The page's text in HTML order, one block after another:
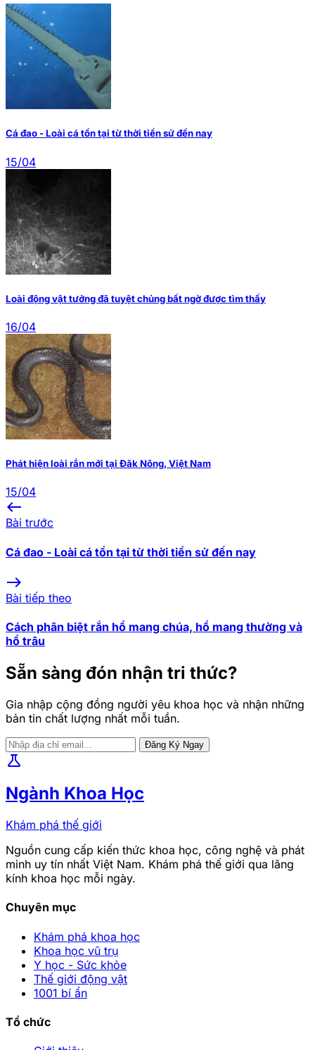
Cá đao - Loài cá tồn tại từ thời tiền sử đến nay
15/04
Loài động vật tưởng đã tuyệt chủng bất ngờ được tìm thấy
16/04
Phát hiện loài rắn mới tại Đăk Nông, Việt Nam
15/04
west
Bài trước
Cá đao - Loài cá tồn tại từ thời tiền sử đến nay
east
Bài tiếp theo
Cách phân biệt rắn hổ mang chúa, hổ mang thường và
hổ trâu
Sẵn sàng đón nhận tri thức?
Gia nhập cộng đồng người yêu khoa học và nhận những
bản tin chất lượng nhất mỗi tuần.
Đăng Ký Ngay
science
Ngành Khoa Học
Khám phá thế giới
Nguồn cung cấp kiến thức khoa học, công nghệ và phát
minh uy tín nhất Việt Nam. Khám phá thế giới qua lăng
kính khoa học mỗi ngày.
Chuyên mục
Khám phá khoa học
Khoa học vũ trụ
Y học - Sức khỏe
Thế giới động vật
1001 bí ẩn
Tổ chức